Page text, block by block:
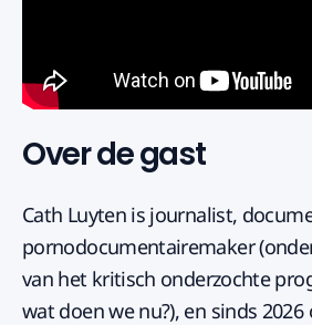
Over de gast
Cath Luyten is journalist,
pornodocumentairemaker
van het kritisch onderzochte
wat doen we nu?), en sinds 2026